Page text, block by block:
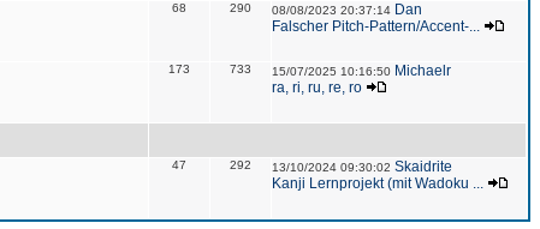
68 290 08/08/2023 20:37:14 Dan
Falscher Pitch-Pattern/Accent-...
173 733 15/07/2025 10:16:50 Michaelr
ra, ri, ru, re, ro
47 292 13/10/2024 09:30:02 Skaidrite
Kanji Lernprojekt (mit Wadoku ...